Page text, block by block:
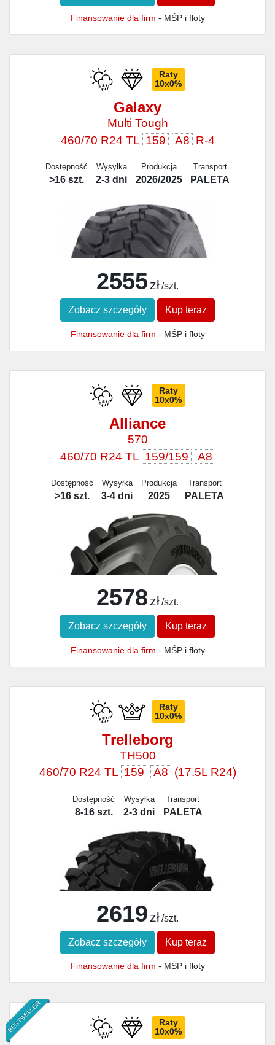
Finansowanie dla firm - MŚP i floty
Raty
10x0%
Galaxy
Multi Tough
460/70 R24 TL 159 A8 R-4
Dostępność
>16 szt.
Wysyłka
2-3 dni
Produkcja
2026/2025
Transport
PALETA
2555 zł/szt.
Zobacz szczegóły Kup teraz
Finansowanie dla firm - MŚP i floty
Raty
10x0%
Alliance
570
460/70 R24 TL 159/159 A8
Dostępność
>16 szt.
Wysyłka
3-4 dni
Produkcja
2025
Transport
PALETA
2578 zł/szt.
Zobacz szczegóły Kup teraz
Finansowanie dla firm - MŚP i floty
Raty
10x0%
Trelleborg
TH500
460/70 R24 TL 159 A8 (17.5L R24)
Dostępność
8-16 szt.
Wysyłka
2-3 dni
Transport
PALETA
2619 zł/szt.
Zobacz szczegóły Kup teraz
Finansowanie dla firm - MŚP i floty
BESTSELLER
Raty
10x0%